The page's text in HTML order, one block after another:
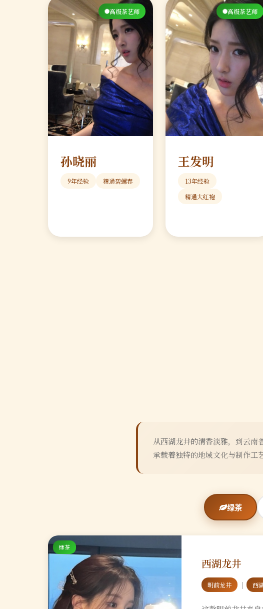
高级茶艺师
孙晓丽
9年经验 精通碧螺春
高级茶艺师
王发明
13年经验
精通大红袍
从西湖龙井的清香淡雅，到云南
承载着独特的地域文化与制作工
绿茶
绿茶
西湖龙井
明前龙井 ｜ 西